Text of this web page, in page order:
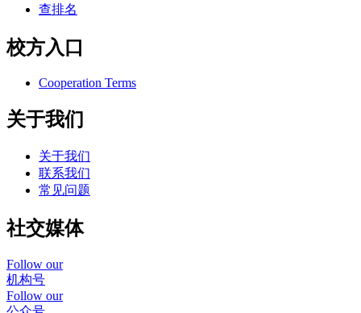
查排名
校方入口
Cooperation Terms
关于我们
关于我们
联系我们
常见问题
社交媒体
Follow our
机构号
Follow our